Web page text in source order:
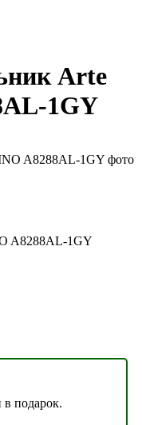
Arte
1GY
A8288AL-1GY
в подарок.